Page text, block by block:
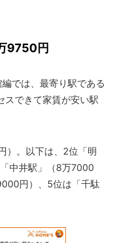
9750円
では、最寄り駅である
スできて家賃が安い駅
）。以下は、2位「明
中井駅」（8万7000
円）、5位は「千駄